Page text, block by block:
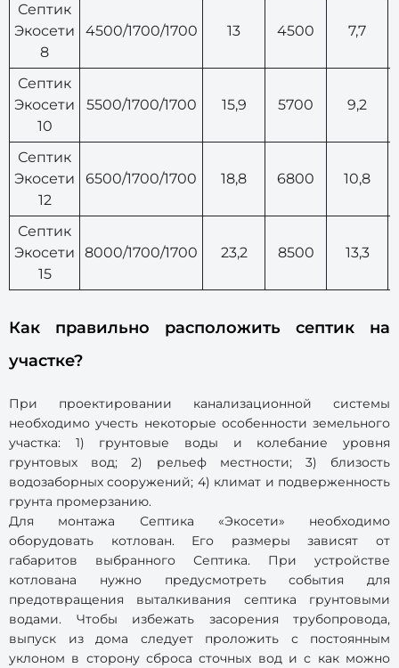
Септик
Экосети
8
4500/1700/1700 13 4500 7,7
Септик
Экосети
10
5500/1700/1700 15,9 5700 9,2
Септик
Экосети
12
6500/1700/1700 18,8 6800 10,8
Септик
Экосети
15
8000/1700/1700 23,2 8500 13,3
Как правильно расположить септик на
участке?
При проектировании канализационной системы
необходимо учесть некоторые особенности земельного
участка: 1) грунтовые воды и колебание уровня
грунтовых вод; 2) рельеф местности; 3) близость
водозаборных сооружений; 4) климат и подверженность
грунта промерзанию.
Для монтажа Септика «Экосети» необходимо
оборудовать котлован. Его размеры зависят от
габаритов выбранного Септика. При устройстве
котлована нужно предусмотреть события для
предотвращения выталкивания септика грунтовыми
водами. Чтобы избежать засорения трубопровода,
выпуск из дома следует проложить с постоянным
уклоном в сторону сброса сточных вод и с как можно